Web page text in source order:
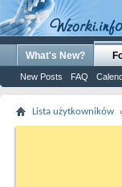
What's New?
New Posts FAQ
Lista użytkowników